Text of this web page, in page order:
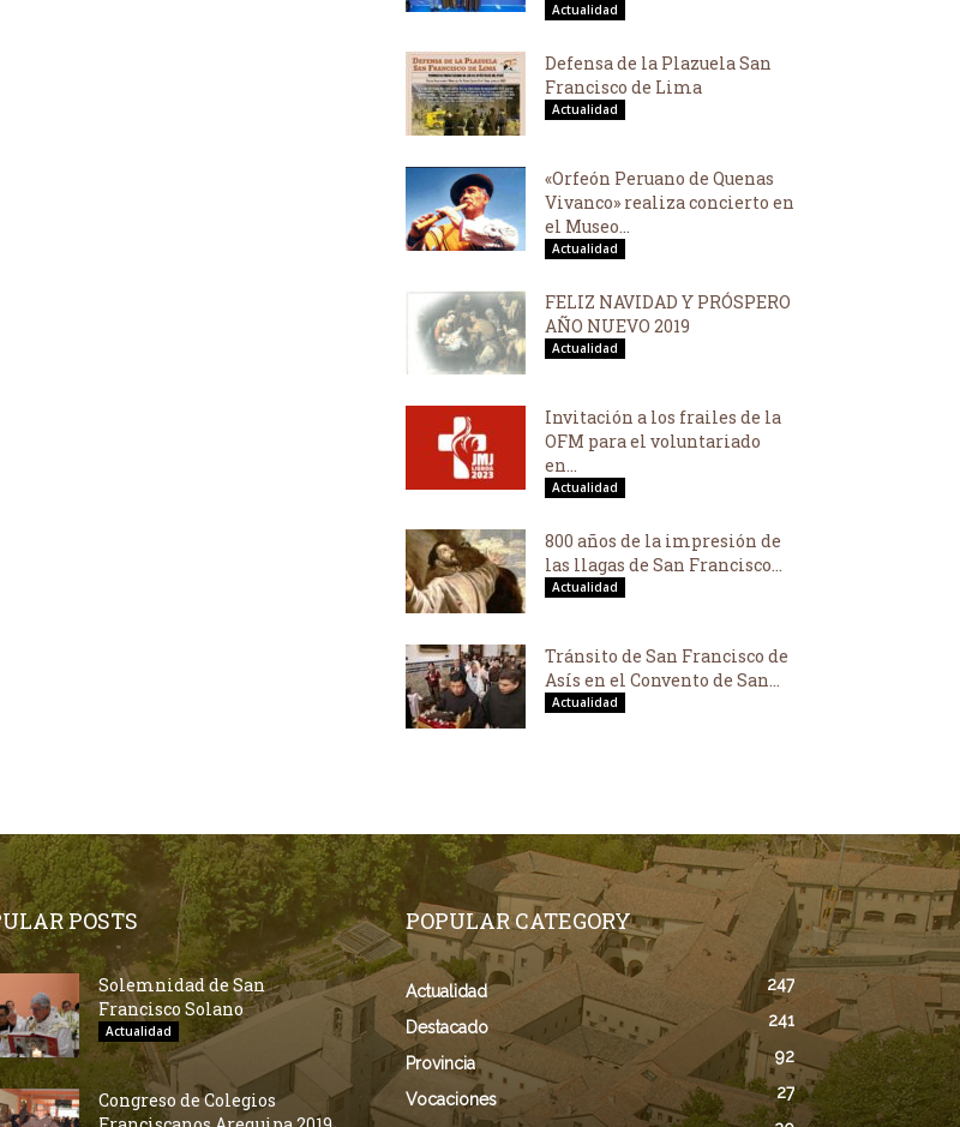
Actualidad
Defensa de la Plazuela San
Francisco de Lima
Actualidad
«Orfeón Peruano de Quenas
Vivanco» realiza concierto en
el Museo...
Actualidad
FELIZ NAVIDAD Y PRÓSPERO
AÑO NUEVO 2019
Actualidad
Invitación a los frailes de la
OFM para el voluntariado
en...
Actualidad
800 años de la impresión de
las llagas de San Francisco...
Actualidad
Tránsito de San Francisco de
Asís en el Convento de San...
Actualidad
POSTS
Solemnidad de San
Francisco Solano
Actualidad
Congreso de Colegios
POPULAR CATEGORY
Actualidad 247
Destacado 241
Provincia 92
Vocaciones 27